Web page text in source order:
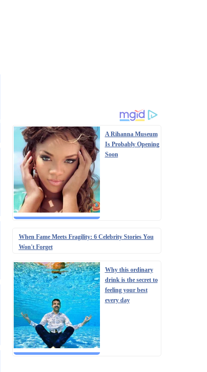
A Rihanna Museum
Is Probably Opening
Soon
When Fame Meets Fragility: 6 Celebrity Stories You
Won't Forget
Why this ordinary
drink is the secret to
feeling your best
every day